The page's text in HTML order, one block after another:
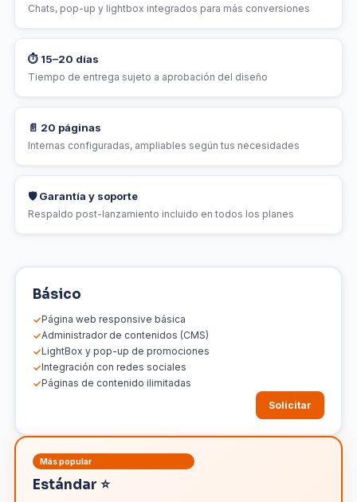
Chats, pop-up y lightbox integrados para más conversiones
⏱ 15–20 días
Tiempo de entrega sujeto a aprobación del diseño
📄 20 páginas
Internas configuradas, ampliables según tus necesidades
🛡 Garantía y soporte
Respaldo post-lanzamiento incluido en todos los planes
Básico
Página web responsive básica
Administrador de contenidos (CMS)
LightBox y pop-up de promociones
Integración con redes sociales
Páginas de contenido ilimitadas
Solicitar
Más popular
Estándar ⭐